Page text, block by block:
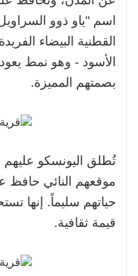
اسم "ياو ذوو
القطنية البيضاء
الأسود - وهو نمط
بصمتهم المميزة.
تُطلق اليونسكو
موقعهم النائي حافظ
حياتهم سليماً. إنها
قيمة ثقافية.